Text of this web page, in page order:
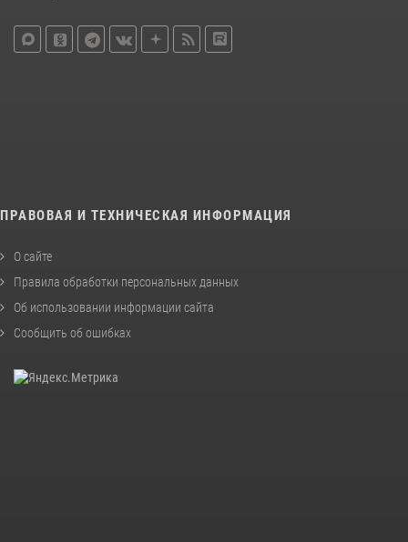
ПРАВОВАЯ И ТЕХНИЧЕСКАЯ ИНФОРМАЦИЯ
О сайте
Правила обработки персональных данных
Об использовании информации сайта
Сообщить об ошибках